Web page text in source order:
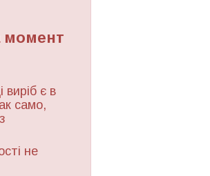
момент
виріб є в
само,
не